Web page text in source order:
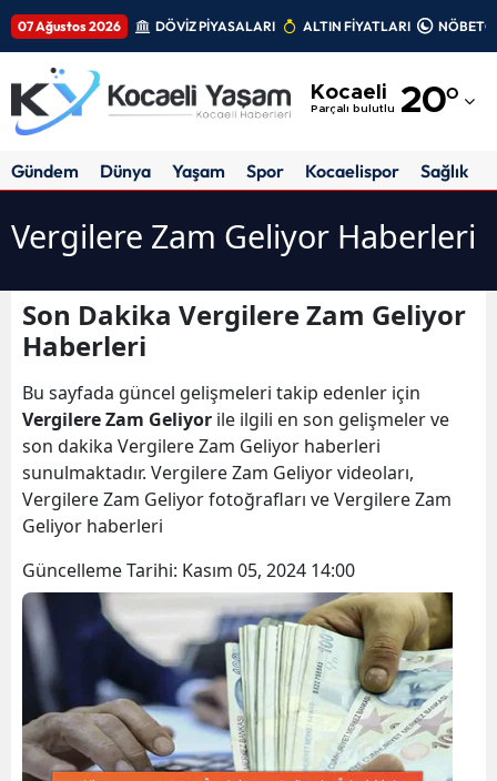
07 Ağustos 2026 DÖVİZ PİYASALARI ALTIN FİYATLARI
Kocaeli
Parçalı bulutlu 20°
Adıyaman
Amasya
Ankara
Artvin
Aydın
Balıkesir
Bingöl
Bitlis
Bolu
Burdur
Bursa
Gündem Dünya Yaşam Spor Kocaelispor Sağlık
Vergilere Zam Geliyor Haberleri
Son Dakika Vergilere Zam Geliyor
Haberleri
Bu sayfada güncel gelişmeleri takip edenler için
Vergilere Zam Geliyor ile ilgili en son gelişmeler ve
son dakika Vergilere Zam Geliyor haberleri
sunulmaktadır. Vergilere Zam Geliyor videoları,
Vergilere Zam Geliyor fotoğrafları ve Vergilere Zam
Geliyor haberleri
Güncelleme Tarihi: Kasım 05, 2024 14:00